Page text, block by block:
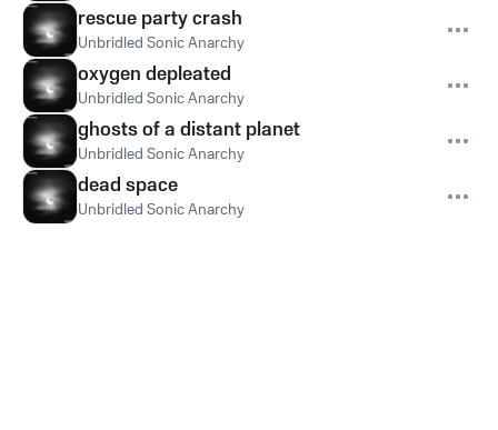
rescue party crash
Unbridled Sonic Anarchy
oxygen depleated
Unbridled Sonic Anarchy
ghosts of a distant planet
Unbridled Sonic Anarchy
dead space
Unbridled Sonic Anarchy